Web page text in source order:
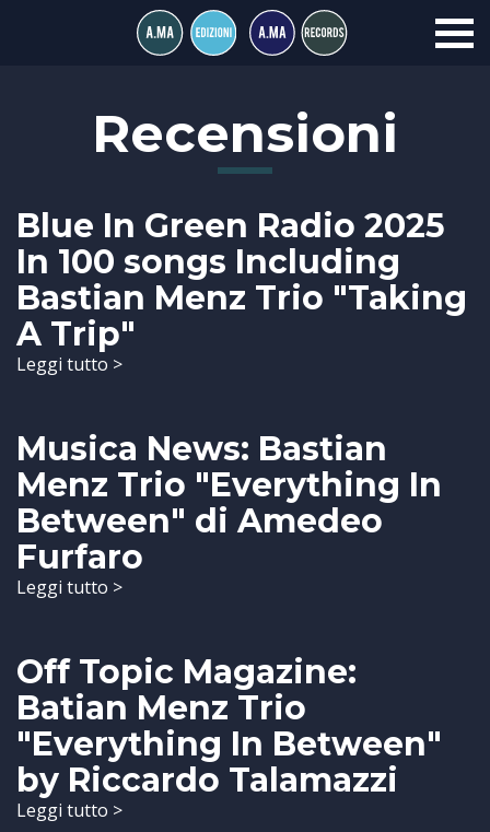
Recensioni
Blue In Green Radio 2025
In 100 songs Including
Bastian Menz Trio "Taking
A Trip"
Leggi tutto >
Musica News: Bastian
Menz Trio "Everything In
Between" di Amedeo
Furfaro
Leggi tutto >
Off Topic Magazine:
Batian Menz Trio
"Everything In Between"
by Riccardo Talamazzi
Leggi tutto >